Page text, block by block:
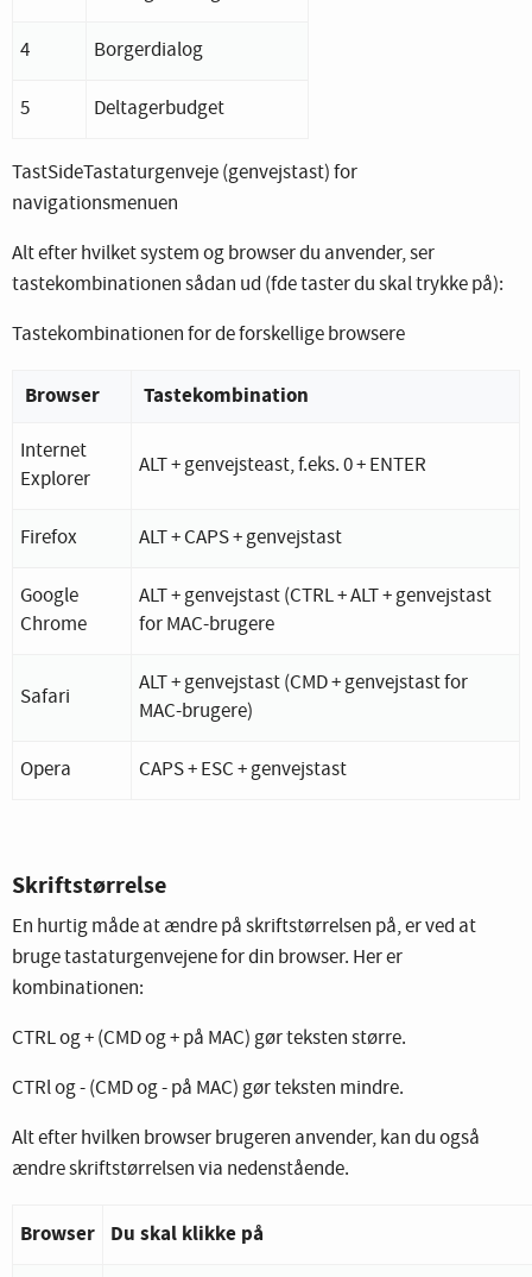
4 Borgerdialog
5 Deltagerbudget
TastSideTastaturgenveje (genvejstast) for
navigationsmenuen
Alt efter hvilket system og browser du anvender, ser
tastekombinationen sådan ud (fde taster du skal trykke på):
Tastekombinationen for de forskellige browsere
Browser Tastekombination
Internet
Explorer
ALT + genvejsteast, f.eks. 0 + ENTER
Firefox ALT + CAPS + genvejstast
Google
Chrome
ALT + genvejstast (CTRL + ALT + genvejstast
for MAC-brugere
Safari
ALT + genvejstast (CMD + genvejstast for
MAC-brugere)
Opera CAPS + ESC + genvejstast
Skriftstørrelse
En hurtig måde at ændre på skriftstørrelsen på, er ved at
bruge tastaturgenvejene for din browser. Her er
kombinationen:
CTRL og + (CMD og + på MAC) gør teksten større.
CTRl og - (CMD og - på MAC) gør teksten mindre.
Alt efter hvilken browser brugeren anvender, kan du også
ændre skriftstørrelsen via nedenstående.
Browser Du skal klikke på